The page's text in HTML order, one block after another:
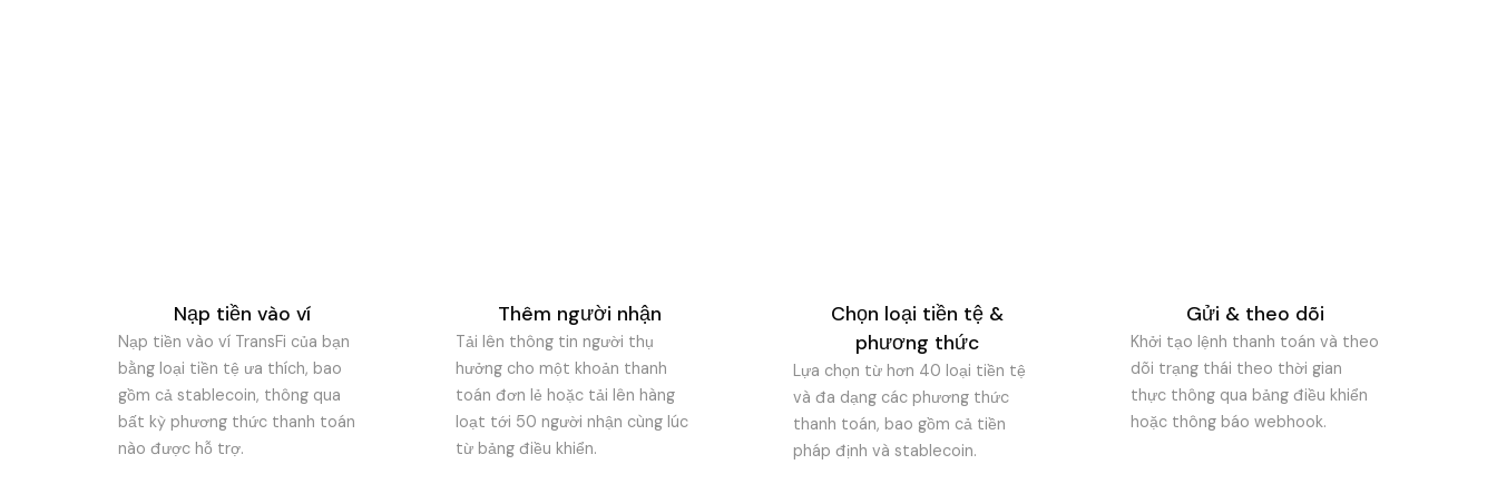
Nạp tiền vào ví
Nạp tiền vào ví TransFi của bạn
bằng loại tiền tệ ưa thích, bao
gồm cả stablecoin, thông qua
bất kỳ phương thức thanh toán
nào được hỗ trợ.
Thêm người nhận
Tải lên thông tin người thụ
hưởng cho một khoản thanh
toán đơn lẻ hoặc tải lên hàng
loạt tới 50 người nhận cùng lúc
từ bảng điều khiển.
Chọn loại tiền tệ &
phương thức
Lựa chọn từ hơn 40 loại tiền tệ
và đa dạng các phương thức
thanh toán, bao gồm cả tiền
pháp định và stablecoin.
Gửi & theo dõi
Khởi tạo lệnh thanh toán và theo
dõi trạng thái theo thời gian
thực thông qua bảng điều khiển
hoặc thông báo webhook.